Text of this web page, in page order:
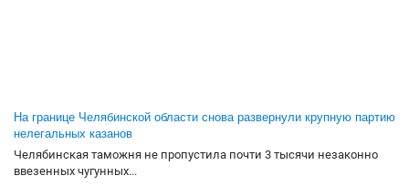
На границе Челябинской области снова развернули крупную партию
нелегальных казанов
Челябинская таможня не пропустила почти 3 тысячи незаконно
ввезенных чугунных...